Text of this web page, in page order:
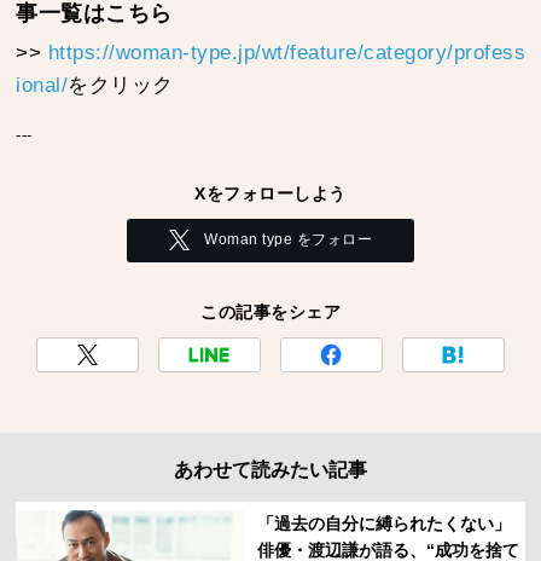
事一覧はこちら
>> https://woman-type.jp/wt/feature/category/profess
ional/をクリック
---
Xをフォローしよう
Woman type をフォロー
この記事をシェア
あわせて読みたい記事
「過去の自分に縛られたくない」
俳優・渡辺謙が語る、“成功を捨て